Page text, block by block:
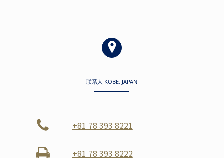
联系人 KOBE, JAPAN
+81 78 393 8221
+81 78 393 8222